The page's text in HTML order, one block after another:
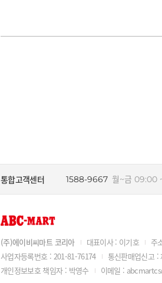
통합고객센터 1588-9667 월~금 09:00
(주)에이비씨마트 코리아 대표이사 : 이기호
주
사업자등록번호 : 201-81-76174
통신판매업신고 :
개인정보보호 책임자 : 박영수
이메일 :